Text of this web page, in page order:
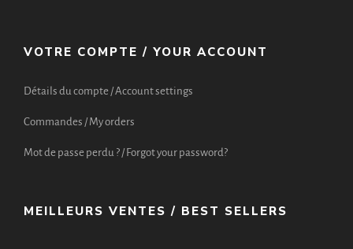
VOTRE COMPTE / YOUR ACCOUNT
Détails du compte / Account settings
Commandes / My orders
Mot de passe perdu ? / Forgot your password?
MEILLEURS VENTES / BEST SELLERS